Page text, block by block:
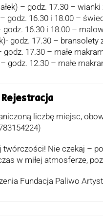
– godz. 17.30 –
godz. 16.30 i 18.00 –
16.30 i 18.00 –
godz. 17.30 – bransolety
godz. 17.30 – małe
godz. 12.30 – małe
liczbę miejsc,
twórczości! Nie czekaj –
w miłej atmosferze,
Fundacja Paliwo